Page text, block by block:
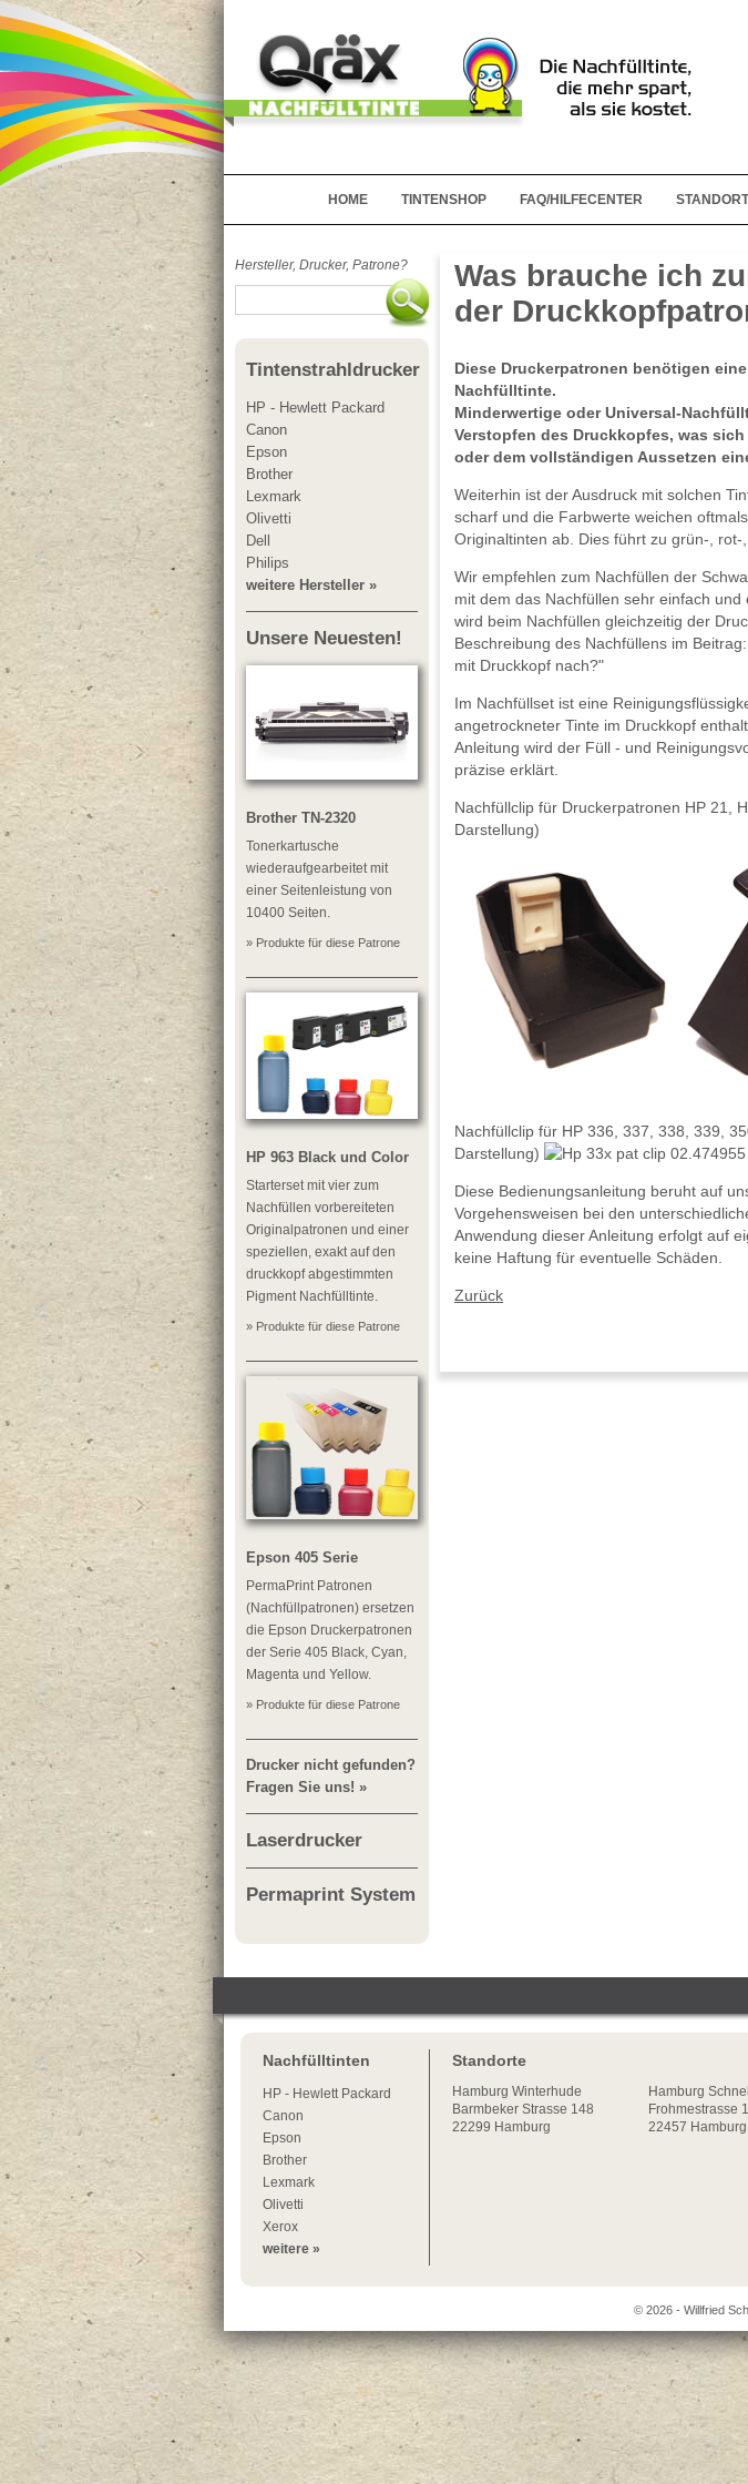
HOME TINTENSHOP FAQ/HILFECENTER
Hersteller, Drucker, Patrone?
Tintenstrahldrucker
HP - Hewlett Packard
Canon
Epson
Brother
Lexmark
Olivetti
Dell
Philips
weitere Hersteller »
Unsere Neuesten!
Brother TN-2320
Tonerkartusche
wiederaufgearbeitet mit
einer Seitenleistung von
10400 Seiten.
» Produkte für diese Patrone
HP 963 Black und Color
Starterset mit vier zum
Nachfüllen vorbereiteten
Originalpatronen und einer
speziellen, exakt auf den
druckkopf abgestimmten
Pigment Nachfülltinte.
» Produkte für diese Patrone
Epson 405 Serie
PermaPrint Patronen
(Nachfüllpatronen) ersetzen
die Epson Druckerpatronen
der Serie 405 Black, Cyan,
Magenta und Yellow.
» Produkte für diese Patrone
Drucker nicht gefunden?
Fragen Sie uns! »
Laserdrucker
Permaprint System
Was brauche ich
der
Diese Druckerpatronen benötigen
Nachfülltinte.
Minderwertige oder Universal-
Verstopfen des Druckkopfes, was
oder dem vollständigen Aussetzen
Weiterhin ist der Ausdruck mit solchen
scharf und die Farbwerte weichen
Originaltinten ab. Dies führt zu grün-, rot-
Wir empfehlen zum Nachfüllen der
mit dem das Nachfüllen sehr einfach
wird beim Nachfüllen gleichzeitig der
Beschreibung des Nachfüllens im
mit Druckkopf nach?"
Im Nachfüllset ist eine
angetrockneter Tinte im Druckkopf
Anleitung wird der Füll - und
präzise erklärt.
Nachfüllclip für Druckerpatronen HP 21,
Darstellung)
Nachfüllclip für HP 336, 337, 338, 339,
Darstellung)
Diese Bedienungsanleitung beruht auf
Vorgehensweisen bei den
Anwendung dieser Anleitung erfolgt auf
keine Haftung für eventuelle Schäden.
Zurück
Nachfülltinten
HP - Hewlett Packard
Canon
Epson
Brother
Lexmark
Olivetti
Xerox
weitere »
Standorte
Hamburg Winterhude
Barmbeker Strasse 148
22299 Hamburg
Hamburg
Frohmestrasse
22457 Hamburg
© 2026 - Willfried